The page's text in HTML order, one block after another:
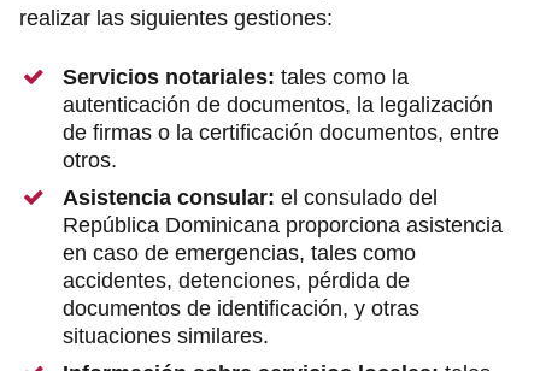
realizar las siguientes gestiones:
Servicios notariales: tales como la
autenticación de documentos, la legalización
de firmas o la certificación documentos, entre
otros.
Asistencia consular: el consulado del
República Dominicana proporciona asistencia
en caso de emergencias, tales como
accidentes, detenciones, pérdida de
documentos de identificación, y otras
situaciones similares.